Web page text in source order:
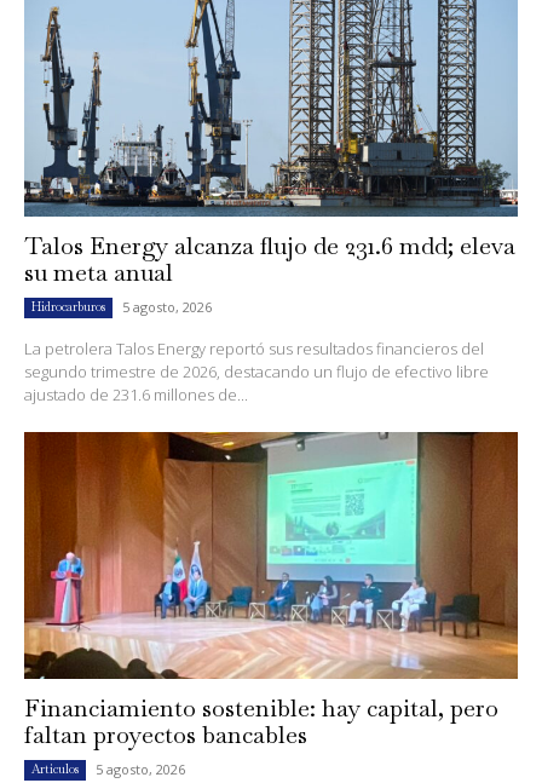
Talos Energy alcanza flujo de 231.6 mdd; eleva
su meta anual
Hidrocarburos 5 agosto, 2026
La petrolera Talos Energy reportó sus resultados financieros del
segundo trimestre de 2026, destacando un flujo de efectivo libre
ajustado de 231.6 millones de...
Financiamiento sostenible: hay capital, pero
faltan proyectos bancables
Artículos 5 agosto, 2026